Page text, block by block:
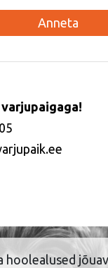
Anneta
hoolealused